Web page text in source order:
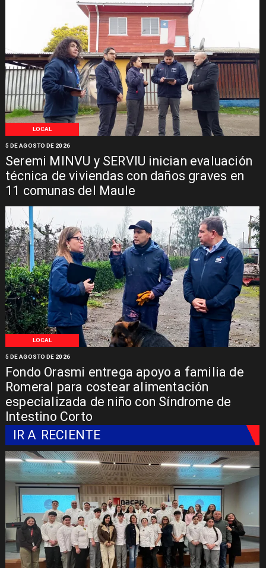
LOCAL
Seremi MINVU y SERVIU inician evaluación
técnica de viviendas con daños graves en
11 comunas del Maule
5 DE AGOSTO DE 2026
LOCAL
Fondo Orasmi entrega apoyo a familia de
Romeral para costear alimentación
especializada de niño con Síndrome de
Intestino Corto
5 DE AGOSTO DE 2026
IR A RECIENTE